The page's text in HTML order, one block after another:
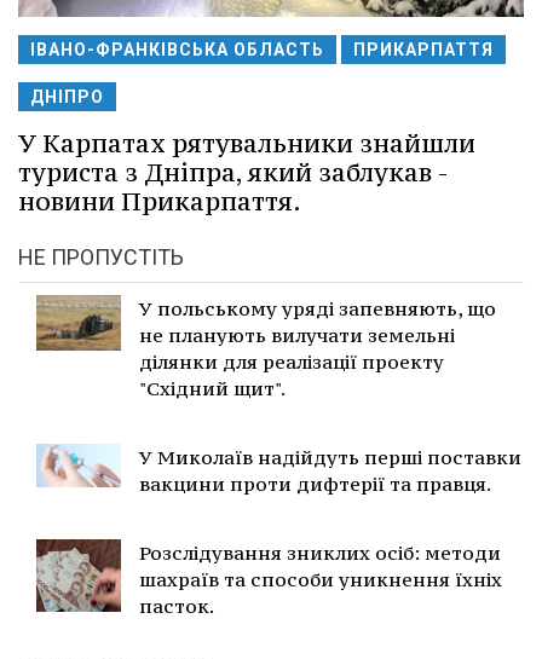
ІВАНО-ФРАНКІВСЬКА ОБЛАСТЬ ПРИКАРПАТТЯ
ДНІПРО
У Карпатах рятувальники знайшли
туриста з Дніпра, який заблукав -
новини Прикарпаття.
НЕ ПРОПУСТІТЬ
У польському уряді запевняють, що
не планують вилучати земельні
ділянки для реалізації проекту
"Східний щит".
У Миколаїв надійдуть перші поставки
вакцини проти дифтерії та правця.
Розслідування зниклих осіб: методи
шахраїв та способи уникнення їхніх
пасток.